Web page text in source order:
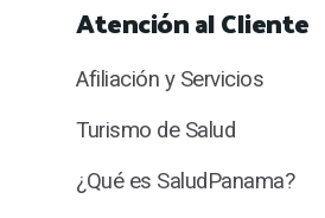
Atención al Cliente
Afiliación y Servicios
Turismo de Salud
¿Qué es SaludPanama?